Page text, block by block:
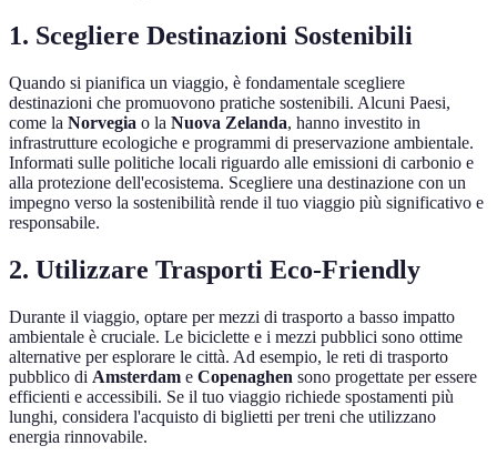
1. Scegliere Destinazioni Sostenibili
Quando si pianifica un viaggio, è fondamentale scegliere
destinazioni che promuovono pratiche sostenibili. Alcuni Paesi,
come la Norvegia o la Nuova Zelanda, hanno investito in
infrastrutture ecologiche e programmi di preservazione ambientale.
Informati sulle politiche locali riguardo alle emissioni di carbonio e
alla protezione dell'ecosistema. Scegliere una destinazione con un
impegno verso la sostenibilità rende il tuo viaggio più significativo e
responsabile.
2. Utilizzare Trasporti Eco-Friendly
Durante il viaggio, optare per mezzi di trasporto a basso impatto
ambientale è cruciale. Le biciclette e i mezzi pubblici sono ottime
alternative per esplorare le città. Ad esempio, le reti di trasporto
pubblico di Amsterdam e Copenaghen sono progettate per essere
efficienti e accessibili. Se il tuo viaggio richiede spostamenti più
lunghi, considera l'acquisto di biglietti per treni che utilizzano
energia rinnovabile.